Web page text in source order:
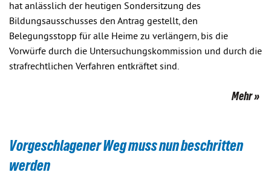
hat anlässlich der heutigen Sondersitzung des
Bildungsausschusses den Antrag gestellt, den
Belegungsstopp für alle Heime zu verlängern, bis die
Vorwürfe durch die Untersuchungskommission und durch die
strafrechtlichen Verfahren entkräftet sind.
Mehr
Vorgeschlagener Weg muss nun beschritten
werden